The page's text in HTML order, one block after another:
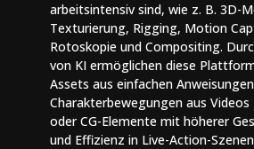
arbeitsintensiv sind, wie z. B. 3D-
Texturierung, Rigging, Motion
Rotoskopie und Compositing.
von KI ermöglichen diese
Assets aus einfachen
Charakterbewegungen aus
oder CG-Elemente mit höherer
und Effizienz in Live-Action-